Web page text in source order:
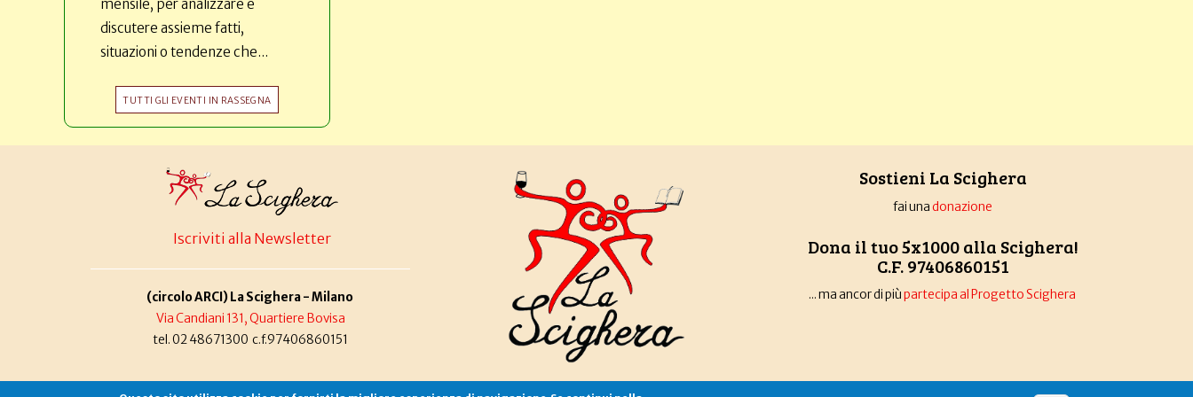
mensile, per analizzare e
discutere assieme fatti,
situazioni o tendenze che...
TUTTI GLI EVENTI IN RASSEGNA
Iscriviti alla Newsletter
(circolo ARCI) La Scighera - Milano
Via Candiani 131, Quartiere Bovisa
tel. 02 48671300 c.f.97406860151
Sostieni La Scighera
fai unadonazione
Dona il tuo 5x1000 alla Scighera!
C.F. 97406860151
... ma ancor di piùpartecipa al Progetto Scighera